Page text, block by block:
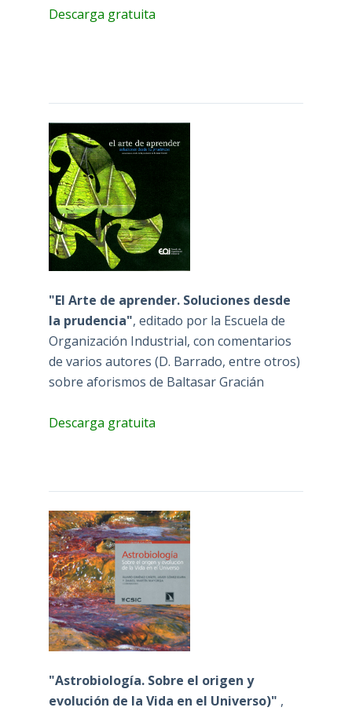
Descarga gratuita
"El Arte de aprender. Soluciones desde
la prudencia", editado por la Escuela de
Organización Industrial, con comentarios
de varios autores (D. Barrado, entre otros)
sobre aforismos de Baltasar Gracián
Descarga gratuita
"Astrobiología. Sobre el origen y
evolución de la Vida en el Universo)" ,